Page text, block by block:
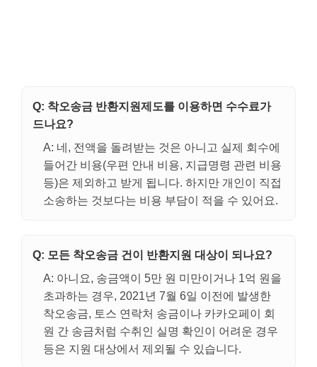
Q: 착오송금 반환지원제도를 이용하면 수수료가
드나요?
A: 네, 전액을 돌려받는 것은 아니고 실제 회수에
들어간 비용(우편 안내 비용, 지급명령 관련 비용
등)은 제외하고 받게 됩니다. 하지만 개인이 직접
소송하는 것보다는 비용 부담이 적을 수 있어요.
Q: 모든 착오송금 건이 반환지원 대상이 되나요?
A: 아니요, 송금액이 5만 원 미만이거나 1억 원을
초과하는 경우, 2021년 7월 6일 이전에 발생한
착오송금, 토스 연락처 송금이나 카카오페이 회
원 간 송금처럼 수취인 실명 확인이 어려운 경우
등은 지원 대상에서 제외될 수 있습니다.